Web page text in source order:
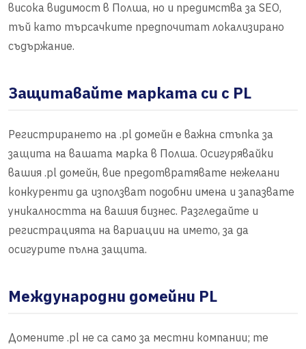
висока видимост в Полша, но и предимства за SEO,
тъй като търсачките предпочитат локализирано
съдържание.
Защитавайте марката си с PL
Регистрирането на .pl домейн е важна стъпка за
защита на вашата марка в Полша. Осигурявайки
вашия .pl домейн, вие предотвратявате нежелани
конкуренти да използват подобни имена и запазвате
уникалността на вашия бизнес. Разгледайте и
регистрацията на вариации на името, за да
осигурите пълна защита.
Международни домейни PL
Домените .pl не са само за местни компании; те